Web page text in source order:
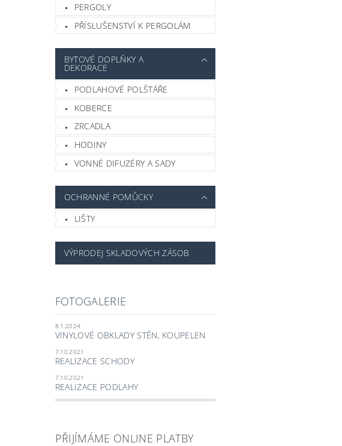
PERGOLY
PŘÍSLUŠENSTVÍ K PERGOLÁM
BYTOVÉ DOPLŇKY A
DEKORACE
PODLAHOVÉ POLŠTÁŘE
KOBERCE
ZRCADLA
HODINY
VONNÉ DIFUZÉRY A SADY
OCHRANNÉ POMŮCKY
LIŠTY
VÝPRODEJ SKLADOVÝCH ZÁSOB
FOTOGALERIE
8.1.2024
VINYLOVÉ OBKLADY STĚN, KOUPELEN
7.10.2021
REALIZACE SCHODY
7.10.2021
REALIZACE PODLAHY
PŘIJÍMÁME ONLINE PLATBY